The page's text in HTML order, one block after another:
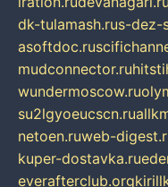
dk-tulamash.rus-dez-
asoftdoc.ru
mudconnector.ru
wundermoscow.ru
su2lgyoeucscn.ru
netoen.ruweb-
kuper-dostavka.ru
everafterclub.org